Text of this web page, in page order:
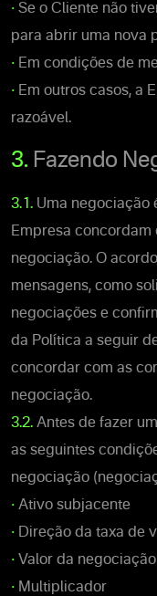
• Se o Cliente não
para abrir uma nova
• Em condições de
• Em outros casos, a
razoável.
3. Fazendo
3.1. Uma negociação
Empresa concordam
negociação. O
mensagens, como
negociações e
da Política a seguir
concordar com as
negociação.
3.2. Antes de fazer
as seguintes
negociação
• Ativo subjacente
• Direção da taxa de
• Valor da negociação
• Multiplicador